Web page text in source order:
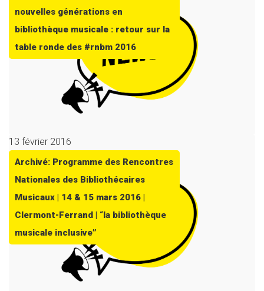
nouvelles générations en
bibliothèque musicale : retour sur la
table ronde des #rnbm 2016
13 février 2016
Archivé: Programme des Rencontres
Nationales des Bibliothécaires
Musicaux | 14 & 15 mars 2016 |
Clermont-Ferrand | “la bibliothèque
musicale inclusive”